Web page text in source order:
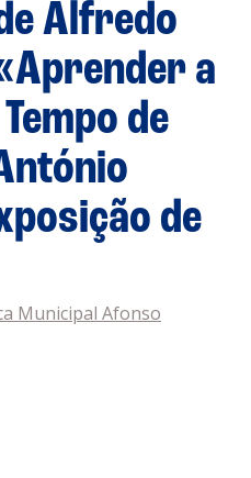
Alfredo
a
de
de
Municipal Afonso